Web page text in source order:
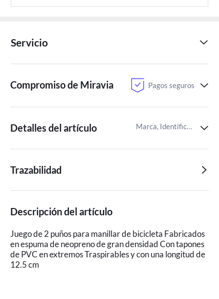
Servicio
Compromiso de Miravia Pagos seguros
Detalles del artículo Marca, Identificador del artículo de Miravia
Trazabilidad
Descripción del artículo
Juego de 2 puños para manillar de bicicleta Fabricados
en espuma de neopreno de gran densidad Con tapones
de PVC en extremos Traspirables y con una longitud de
12.5 cm